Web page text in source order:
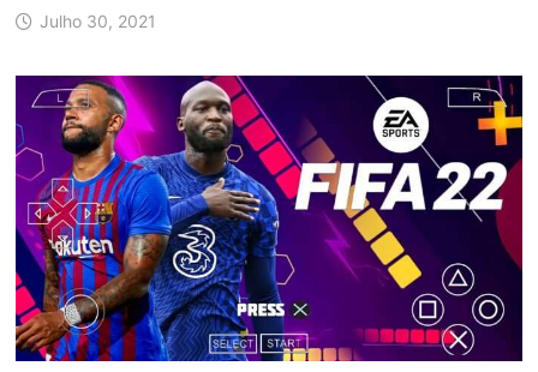
Julho 30, 2021